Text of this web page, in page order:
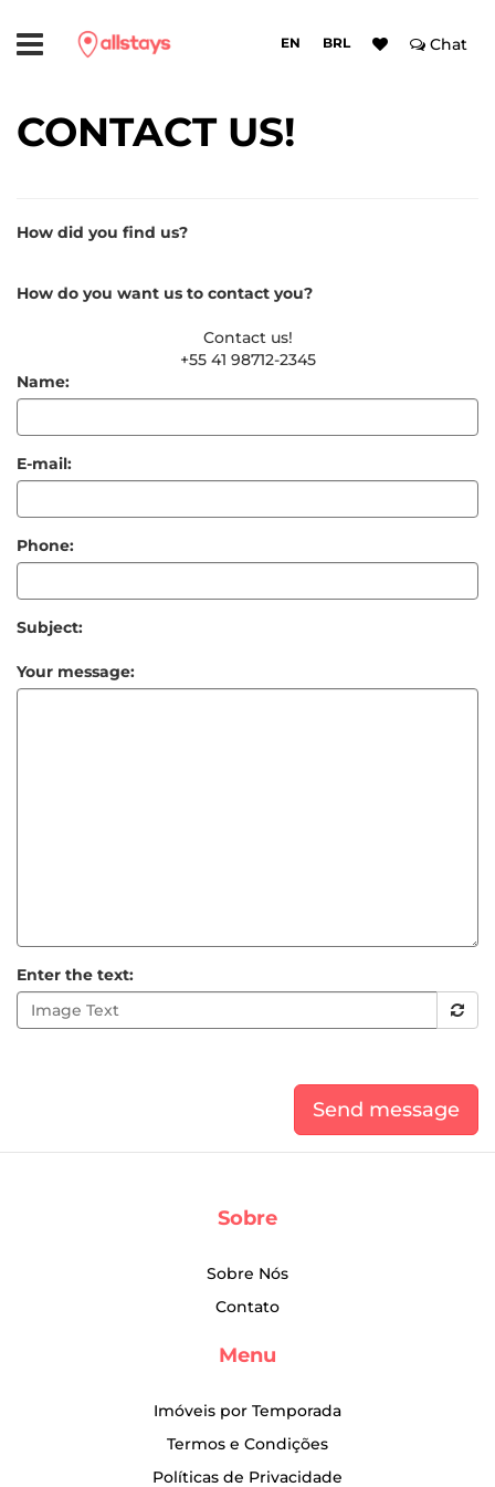
EN BRL Chat
CONTACT US!
How did you find us?
How do you want us to contact you?
Contact us!
+55 41 98712-2345
Name:
E-mail:
Phone:
Subject:
Your message:
Enter the text:
Send message
Sobre
Sobre Nós
Contato
Menu
Imóveis por Temporada
Termos e Condições
Políticas de Privacidade